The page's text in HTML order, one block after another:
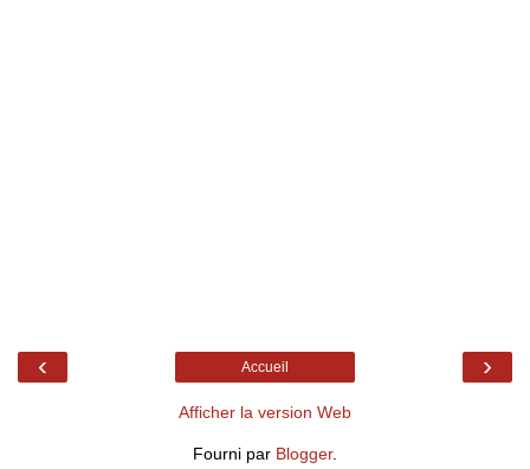
‹ ›
Accueil
Afficher la version Web
Fourni par Blogger.